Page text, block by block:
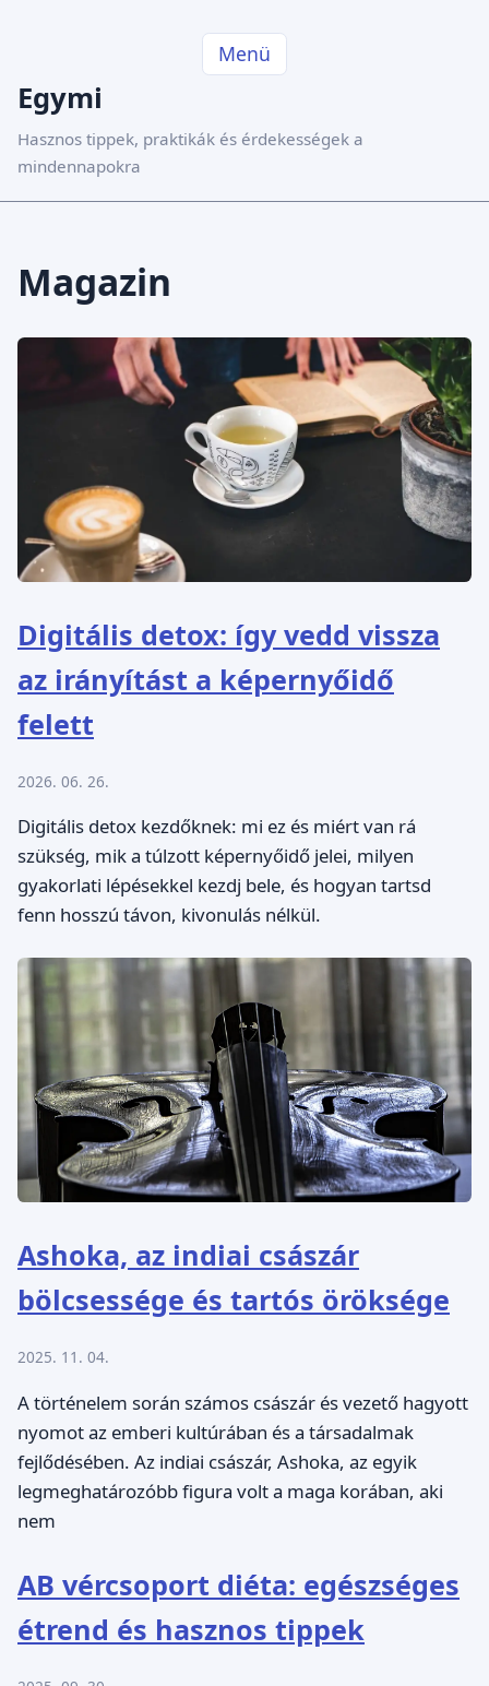
Menü
Egymi
Hasznos tippek, praktikák és érdekességek a
mindennapokra
Magazin
Digitális detox: így vedd vissza
az irányítást a képernyőidő
felett
2026. 06. 26.
Digitális detox kezdőknek: mi ez és miért van rá
szükség, mik a túlzott képernyőidő jelei, milyen
gyakorlati lépésekkel kezdj bele, és hogyan tartsd
fenn hosszú távon, kivonulás nélkül.
Ashoka, az indiai császár
bölcsessége és tartós öröksége
2025. 11. 04.
A történelem során számos császár és vezető hagyott
nyomot az emberi kultúrában és a társadalmak
fejlődésében. Az indiai császár, Ashoka, az egyik
legmeghatározóbb figura volt a maga korában, aki
nem
AB vércsoport diéta: egészséges
étrend és hasznos tippek